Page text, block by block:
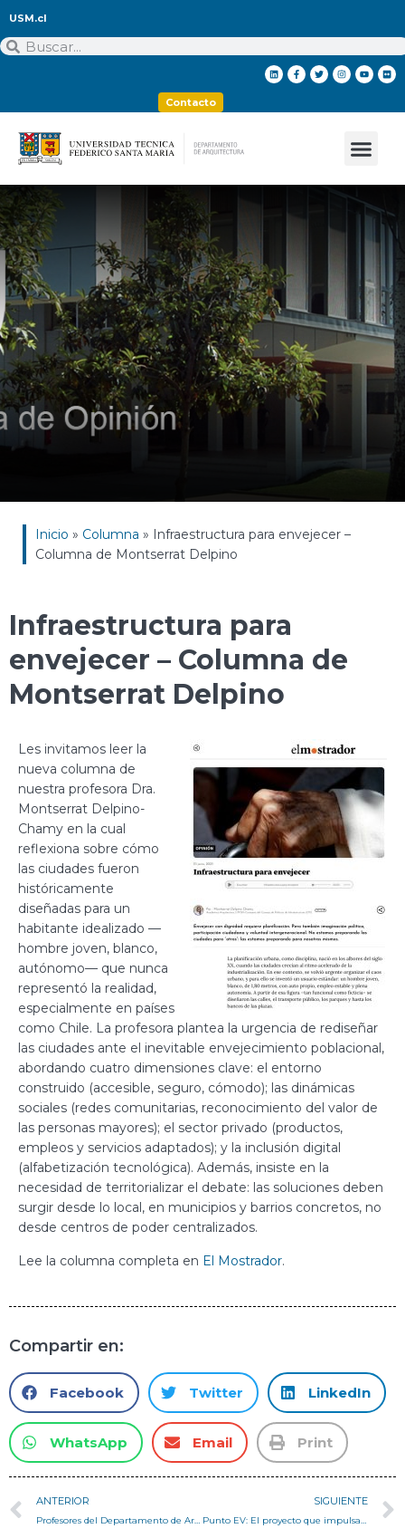
USM.cl
Contacto
Inicio » Columna » Infraestructura para envejecer –
Columna de Montserrat Delpino
Infraestructura para
envejecer – Columna de
Montserrat Delpino
Les invitamos leer la
nueva columna de
nuestra profesora Dra.
Montserrat Delpino-
Chamy en la cual
reflexiona sobre cómo
las ciudades fueron
históricamente
diseñadas para un
habitante idealizado —
hombre joven, blanco,
autónomo— que nunca
representó la realidad,
especialmente en países
como Chile. La profesora plantea la urgencia de rediseñar
las ciudades ante el inevitable envejecimiento poblacional,
abordando cuatro dimensiones clave: el entorno
construido (accesible, seguro, cómodo); las dinámicas
sociales (redes comunitarias, reconocimiento del valor de
las personas mayores); el sector privado (productos,
empleos y servicios adaptados); y la inclusión digital
(alfabetización tecnológica). Además, insiste en la
necesidad de territorializar el debate: las soluciones deben
surgir desde lo local, en municipios y barrios concretos, no
desde centros de poder centralizados.
Lee la columna completa en El Mostrador.
Compartir en:
Facebook Twitter LinkedIn
WhatsApp Email Print
ANTERIOR SIGUIENTE